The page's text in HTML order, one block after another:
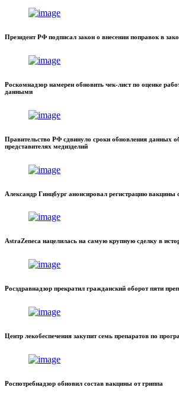
Президент РФ подписал закон о внесении поправок в
Роскомнадзор намерен обновить чек-лист по оценке
данными
Правительство РФ сдвинуло сроки обновления данных
представителях медизделий
Александр Гинцбург анонсировал регистрацию вакцины
AstraZeneca нацелилась на самую крупную сделку в
Росздравнадзор прекратил гражданский оборот пяти
Центр лекобеспечения закупит семь препаратов по
Роспотребнадзор обновил состав вакцины от гриппа